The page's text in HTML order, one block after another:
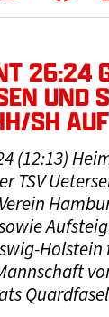
26:24
UND
SH AUF
(12:13)
TSV
Holstein